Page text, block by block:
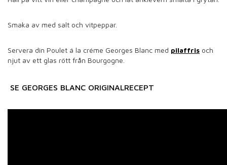
Smaka av med salt och vitpeppar.
Servera din Poulet á la créme Georges Blanc med pilaffris och
njut av ett glas rött från Bourgogne.
SE GEORGES BLANC ORIGINALRECEPT